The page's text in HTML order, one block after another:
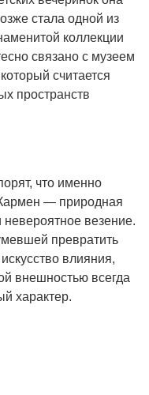
стала одной из
коллекции
связано с музеем
считается
пространств
что именно
— природная
невероятное везение.
превратить
влияния,
внешностью всегда
характер.